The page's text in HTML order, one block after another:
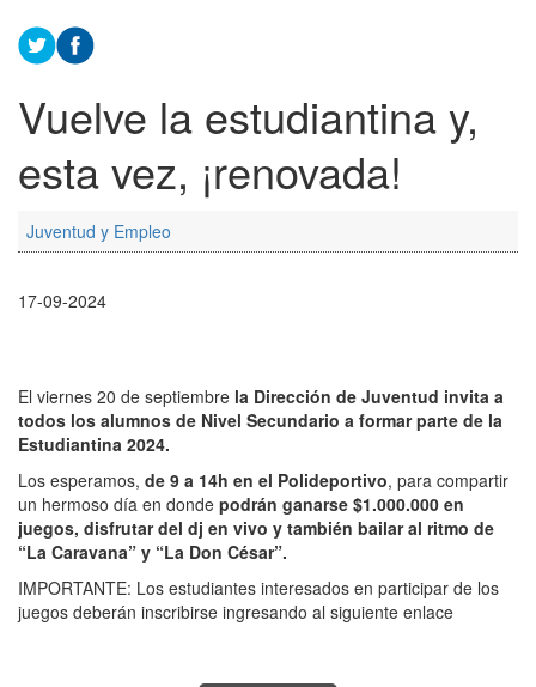
Vuelve la estudiantina y,
esta vez, ¡renovada!
Juventud y Empleo
17-09-2024
El viernes 20 de septiembre la Dirección de Juventud invita a
todos los alumnos de Nivel Secundario a formar parte de la
Estudiantina 2024.
Los esperamos, de 9 a 14h en el Polideportivo, para compartir
un hermoso día en donde podrán ganarse $1.000.000 en
juegos, disfrutar del dj en vivo y también bailar al ritmo de
“La Caravana” y “La Don César”.
IMPORTANTE: Los estudiantes interesados en participar de los
juegos deberán inscribirse ingresando al siguiente enlace